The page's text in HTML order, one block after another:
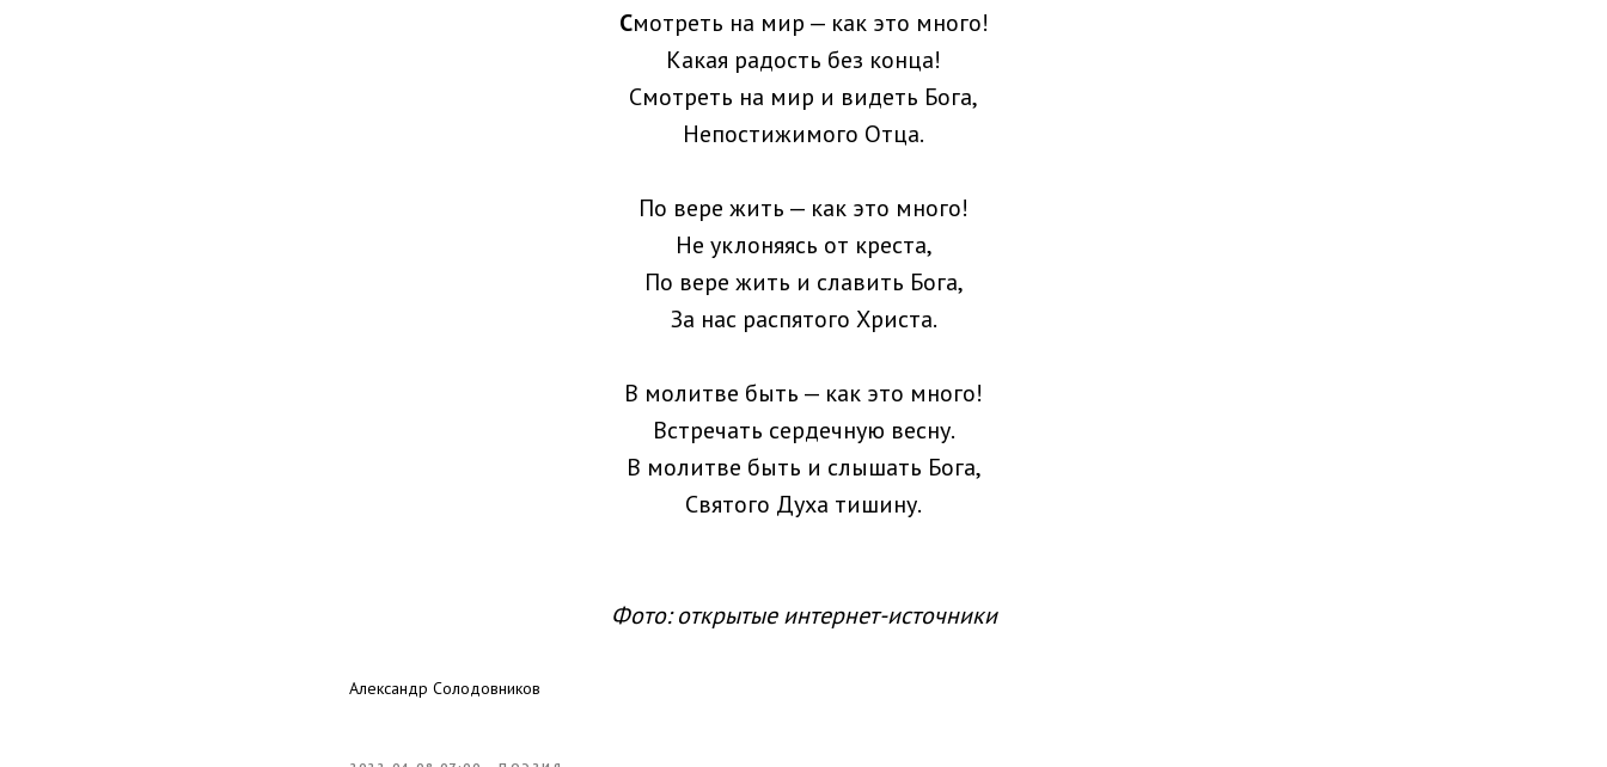
Смотреть на мир — как это много!
Какая радость без конца!
Смотреть на мир и видеть Бога,
Непостижимого Отца.
По вере жить — как это много!
Не уклоняясь от креста,
По вере жить и славить Бога,
За нас распятого Христа.
В молитве быть — как это много!
Встречать сердечную весну.
В молитве быть и слышать Бога,
Святого Духа тишину.
Фото: открытые интернет-источники
Александр Солодовников